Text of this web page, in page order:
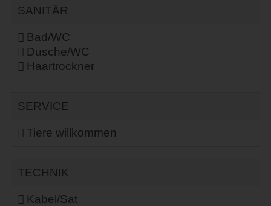
SANITÄR
Bad/WC
Dusche/WC
Haartrockner
SERVICE
Tiere willkommen
TECHNIK
Kabel/Sat